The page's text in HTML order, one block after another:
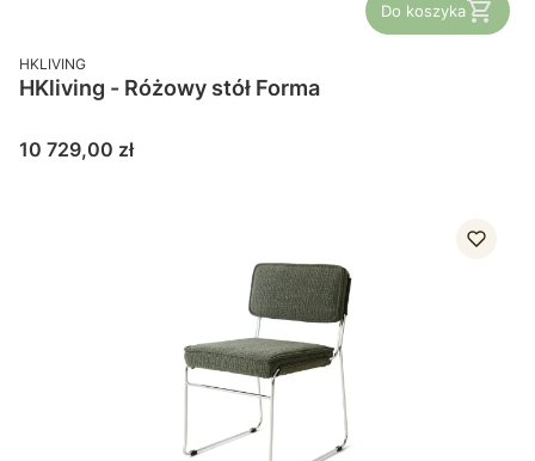
Do koszyka
PRODUCENT
HKLIVING
HKliving - Różowy stół Forma
Cena
10 729,00 zł